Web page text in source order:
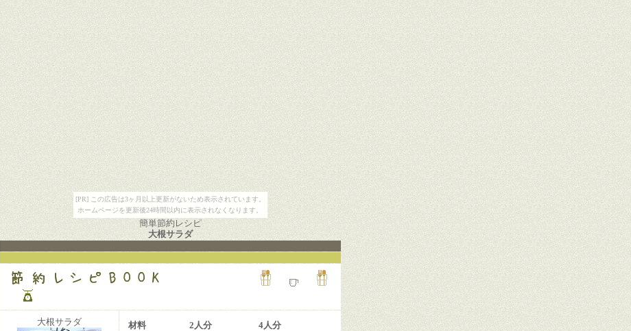
[PR] この広告は3ヶ月以上更新がないため表示されています。
ホームページを更新後24時間以内に表示されなくなります。
簡単節約レシピ
大根サラダ
大根サラダ 材料 2人分 4人分